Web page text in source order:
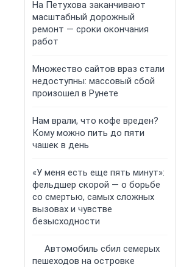
На Петухова заканчивают
масштабный дорожный
ремонт — сроки окончания
работ
Множество сайтов враз стали
недоступны: массовый сбой
произошел в Рунете
Нам врали, что кофе вреден?
Кому можно пить до пяти
чашек в день
«У меня есть еще пять минут»:
фельдшер скорой — о борьбе
со смертью, самых сложных
вызовах и чувстве
безысходности
Автомобиль сбил семерых
пешеходов на островке